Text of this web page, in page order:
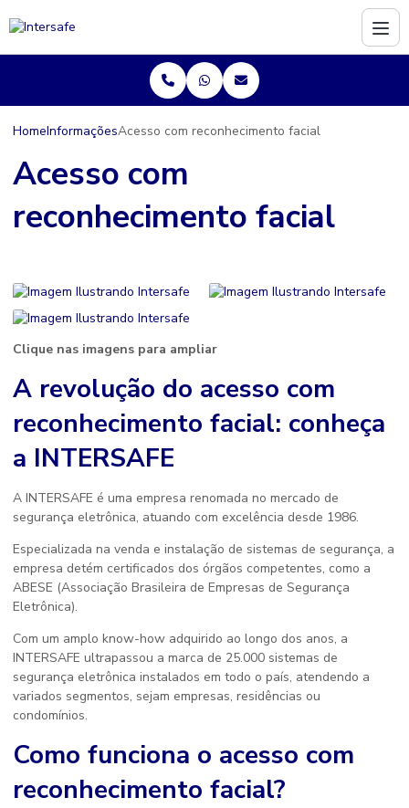
HomeInformaçõesAcesso com reconhecimento facial
Acesso com
reconhecimento facial
Clique nas imagens para ampliar
A revolução do acesso com
reconhecimento facial: conheça
a INTERSAFE
A INTERSAFE é uma empresa renomada no mercado de
segurança eletrônica, atuando com excelência desde 1986.
Especializada na venda e instalação de sistemas de segurança, a
empresa detém certificados dos órgãos competentes, como a
ABESE (Associação Brasileira de Empresas de Segurança
Eletrônica).
Com um amplo know-how adquirido ao longo dos anos, a
INTERSAFE ultrapassou a marca de 25.000 sistemas de
segurança eletrônica instalados em todo o país, atendendo a
variados segmentos, sejam empresas, residências ou
condomínios.
Como funciona o acesso com
reconhecimento facial?